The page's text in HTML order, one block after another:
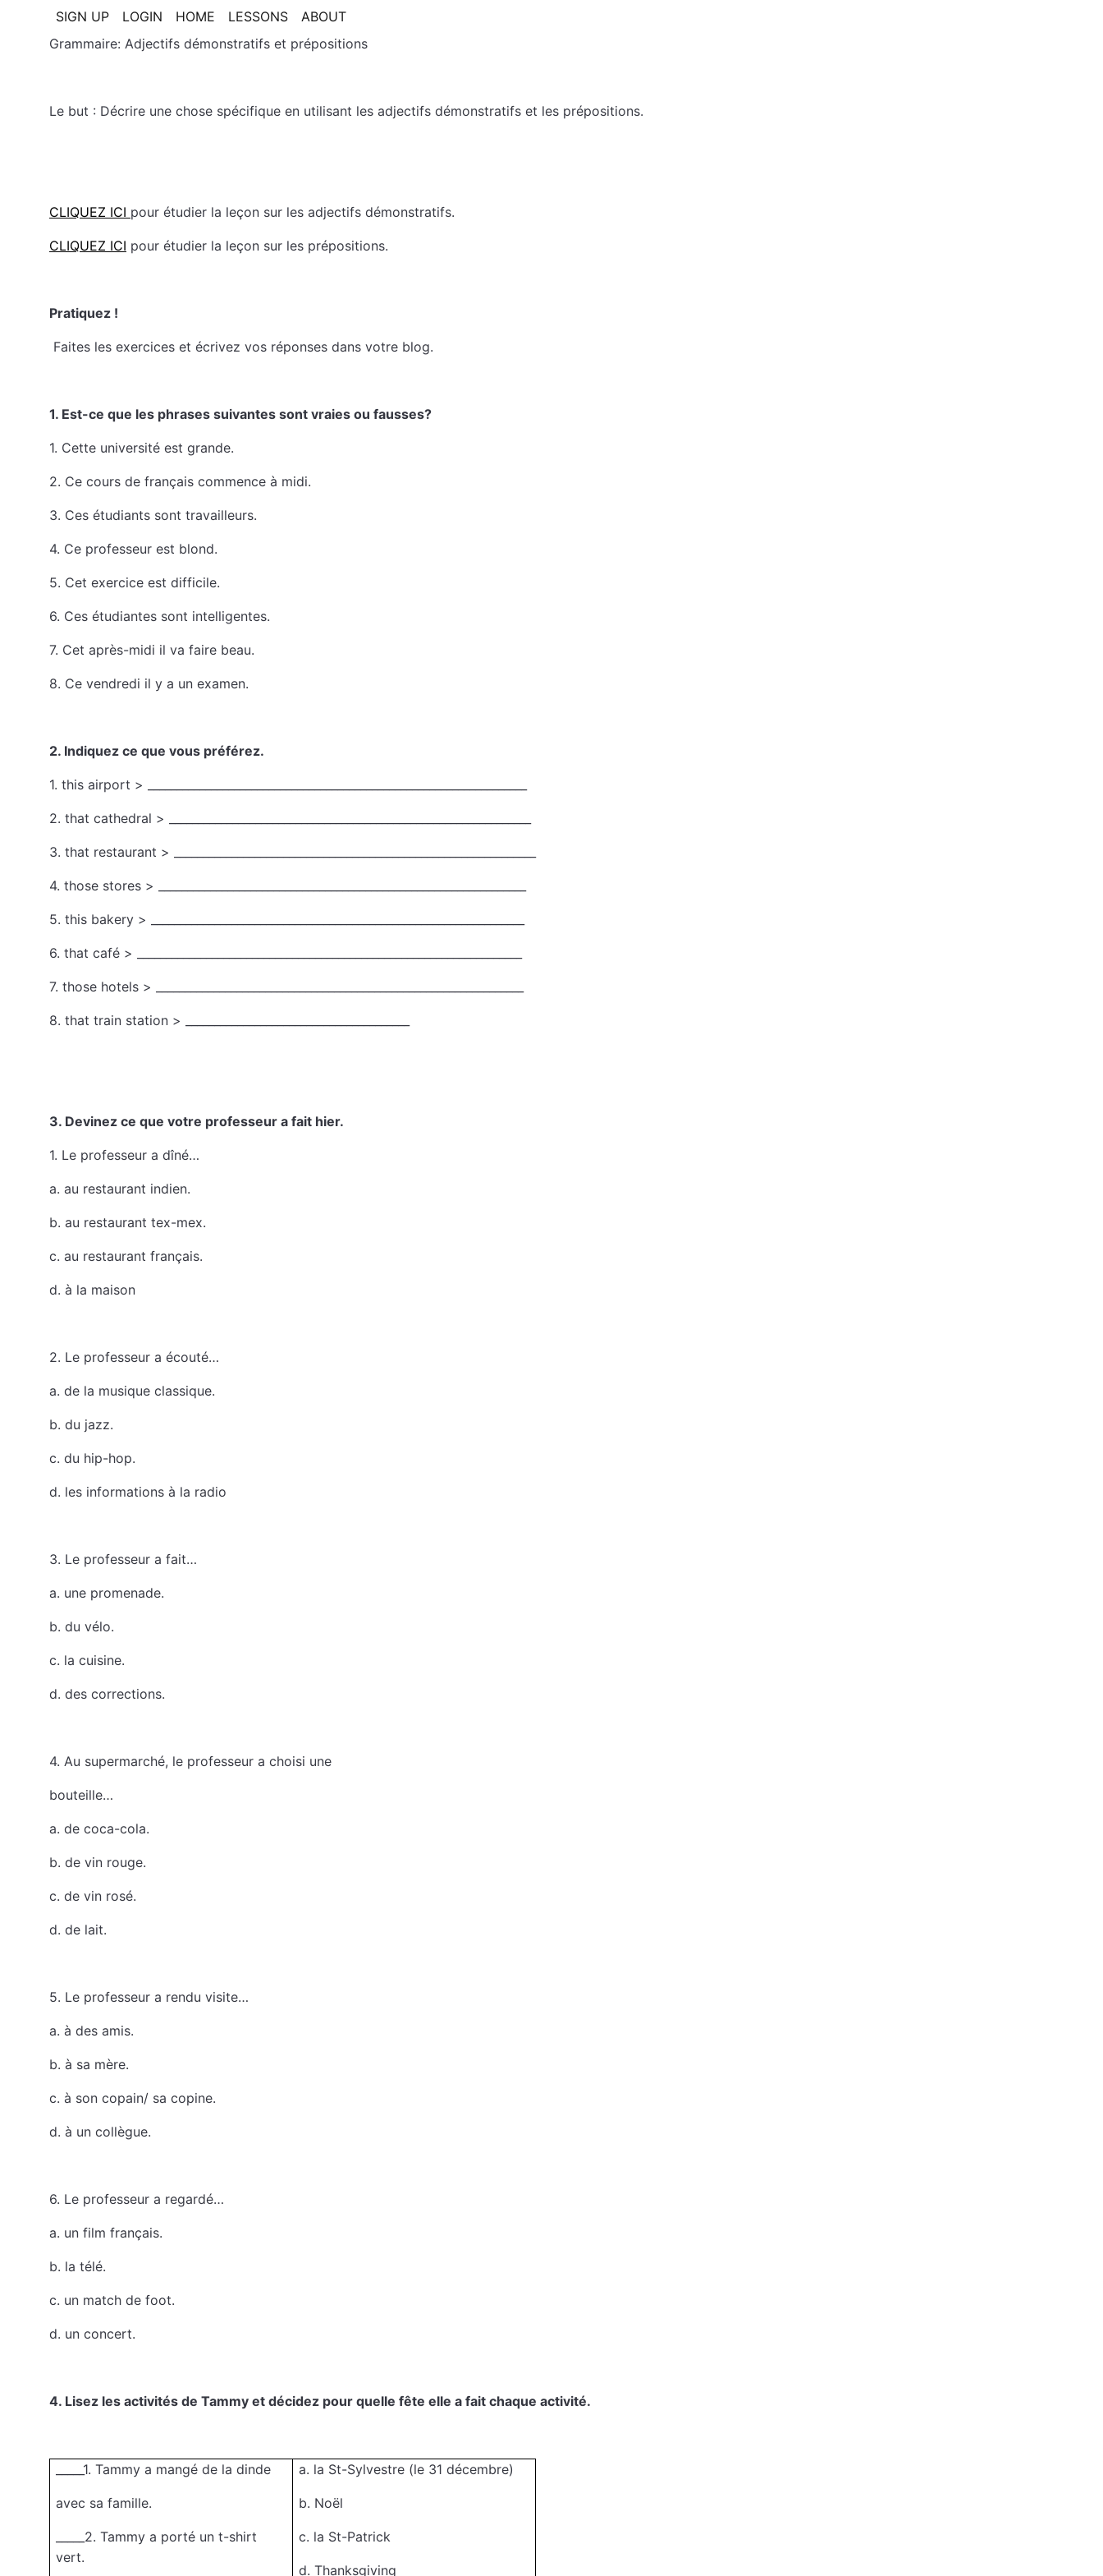
SIGN UP LOGIN HOME LESSONS
ABOUT
Grammaire: Adjectifs démonstratifs et prépositions
Le but : Décrire une chose spécifique en utilisant les adjectifs démonstratifs et les prépositions.
CLIQUEZ ICI pour étudier la leçon sur les adjectifs démonstratifs.
CLIQUEZ ICI pour étudier la leçon sur les prépositions.
Pratiquez !
Faites les exercices et écrivez vos réponses dans votre blog.
1. Est-ce que les phrases suivantes sont vraies ou fausses?
1. Cette université est grande.
2. Ce cours de français commence à midi.
3. Ces étudiants sont travailleurs.
4. Ce professeur est blond.
5. Cet exercice est difficile.
6. Ces étudiantes sont intelligentes.
7. Cet après-midi il va faire beau.
8. Ce vendredi il y a un examen.
2. Indiquez ce que vous préférez.
1. this airport > __________________________________________________________________
2. that cathedral > _______________________________________________________________
3. that restaurant > _______________________________________________________________
4. those stores > ________________________________________________________________
5. this bakery > _________________________________________________________________
6. that café > ___________________________________________________________________
7. those hotels > ________________________________________________________________
8. that train station > _______________________________________
3. Devinez ce que votre professeur a fait hier.
1. Le professeur a dîné…
a. au restaurant indien.
b. au restaurant tex-mex.
c. au restaurant français.
d. à la maison
2. Le professeur a écouté…
a. de la musique classique.
b. du jazz.
c. du hip-hop.
d. les informations à la radio
3. Le professeur a fait…
a. une promenade.
b. du vélo.
c. la cuisine.
d. des corrections.
4. Au supermarché, le professeur a choisi une
bouteille…
a. de coca-cola.
b. de vin rouge.
c. de vin rosé.
d. de lait.
5. Le professeur a rendu visite…
a. à des amis.
b. à sa mère.
c. à son copain/ sa copine.
d. à un collègue.
6. Le professeur a regardé…
a. un film français.
b. la télé.
c. un match de foot.
d. un concert.
4. Lisez les activités de Tammy et décidez pour quelle fête elle a fait chaque activité.
_____1. Tammy a mangé de la dinde
avec sa famille.
_____2. Tammy a porté un t-shirt
vert.
a. la St-Sylvestre (le 31 décembre)
b. Noël
c. la St-Patrick
d. Thanksgiving